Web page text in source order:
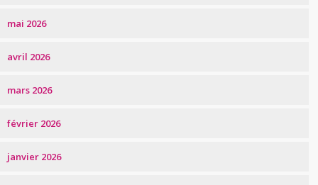
mai 2026
avril 2026
mars 2026
février 2026
janvier 2026